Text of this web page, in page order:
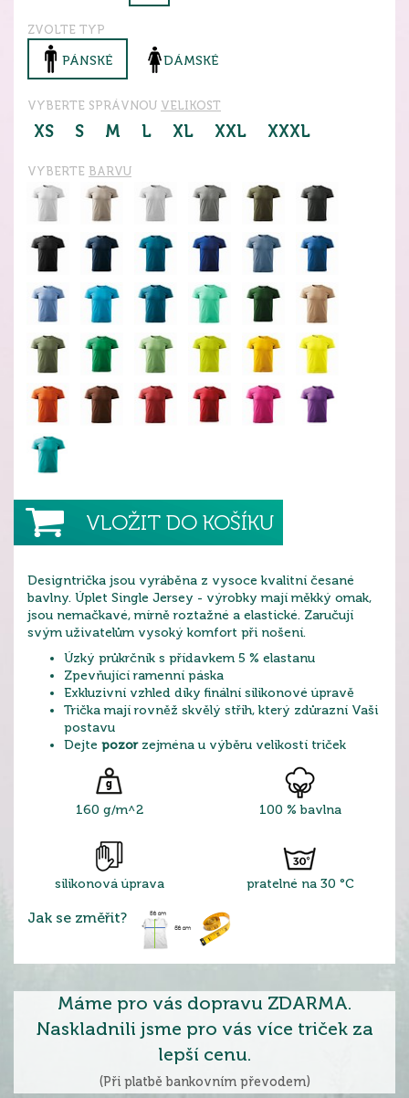
ZVOLTE TYP
PÁNSKÉ DÁMSKÉ
VYBERTE SPRÁVNOU VELIKOST
XS S M L XL XXL XXXL
VYBERTE BARVU
VLOŽIT DO KOŠÍKU
Designtrička jsou vyráběna z vysoce kvalitní česané
bavlny. Úplet Single Jersey - výrobky mají měkký omak,
jsou nemačkavé, mírně roztažné a elastické. Zaručují
svým uživatelům vysoký komfort při nošení.
Úzký průkrčník s přídavkem 5 % elastanu
Zpevňující ramenní páska
Exkluzivní vzhled díky finální silikonové úpravě
Trička mají rovněž skvělý střih, který zdůrazní Vaši
postavu
Dejte pozorzejména u výběru velikostí triček
160 g/m^2 100 % bavlna
silikonová úprava pratelné na 30 °C
Jak se změřit?
Máme pro vás dopravu ZDARMA.
Naskladnili jsme pro vás více triček za
lepší cenu.
(Při platbě bankovním převodem)